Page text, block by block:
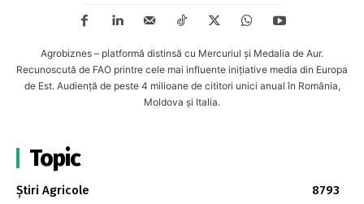
Agrobiznes – platformă distinsă cu Mercuriul și Medalia de Aur.
Recunoscută de FAO printre cele mai influente inițiative media din Europa
de Est. Audiență de peste 4 milioane de cititori unici anual în România,
Moldova și Italia.
Topic
Știri Agricole
8793